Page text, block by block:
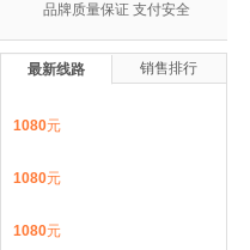
品牌质量保证 支付安全
最新线路 销售排行
1080元
1080元
1080元